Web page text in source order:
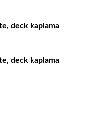
deck kaplama
deck kaplama